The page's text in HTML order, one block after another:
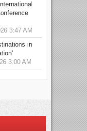
3:47 AM
in
3:00 AM